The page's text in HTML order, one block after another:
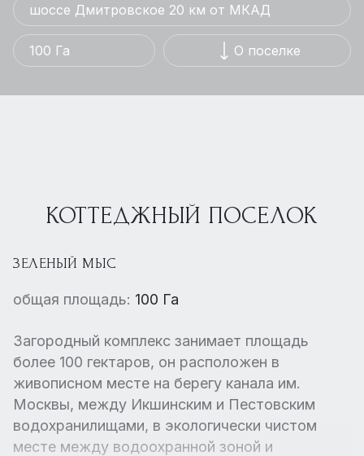
шоссе Дмитровское 20 км от МКАД
100 Га О поселке
КОТТЕДЖНЫЙ ПОСЕЛОК
ЗЕЛЕНЫЙ МЫС
общая площадь: 100 Га
Загородный комплекс занимает площадь
более 100 гектаров, он расположен в
живописном месте на берегу канала им.
Москвы, между Икшинским и Пестовским
водохранилищами, в экологически чистом
месте между водоохранной зоной и